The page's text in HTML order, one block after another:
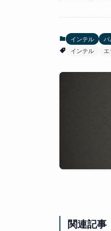
インテル パ
インテル
関連記事